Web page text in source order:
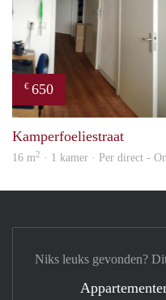
€ 650
Kamperfoeliestraat
16 m2 · 1 kamer · Per direct -
Niks leuks gevonden?